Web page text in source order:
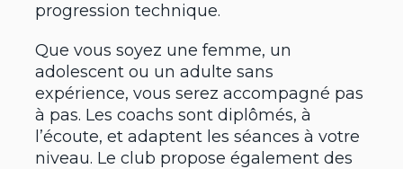
progression technique.
Que vous soyez une femme, un
adolescent ou un adulte sans
expérience, vous serez accompagné pas
à pas. Les coachs sont diplômés, à
l’écoute, et adaptent les séances à votre
niveau. Le club propose également des